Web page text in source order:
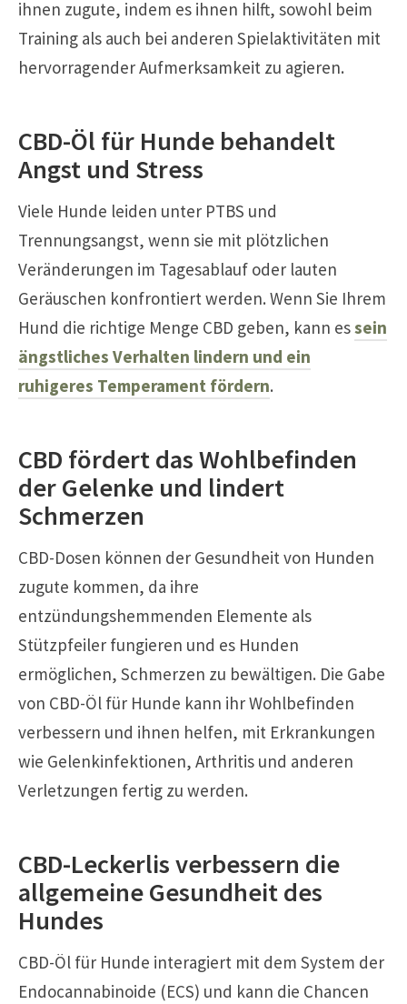
ihnen zugute, indem es ihnen hilft, sowohl beim
Training als auch bei anderen Spielaktivitäten mit
hervorragender Aufmerksamkeit zu agieren.
CBD-Öl für Hunde behandelt
Angst und Stress
Viele Hunde leiden unter PTBS und
Trennungsangst, wenn sie mit plötzlichen
Veränderungen im Tagesablauf oder lauten
Geräuschen konfrontiert werden. Wenn Sie Ihrem
Hund die richtige Menge CBD geben, kann essein
ängstliches Verhalten lindern und ein
ruhigeres Temperament fördern.
CBD fördert das Wohlbefinden
der Gelenke und lindert
Schmerzen
CBD-Dosen können der Gesundheit von Hunden
zugute kommen, da ihre
entzündungshemmenden Elemente als
Stützpfeiler fungieren und es Hunden
ermöglichen, Schmerzen zu bewältigen. Die Gabe
von CBD-Öl für Hunde kann ihr Wohlbefinden
verbessern und ihnen helfen, mit Erkrankungen
wie Gelenkinfektionen, Arthritis und anderen
Verletzungen fertig zu werden.
CBD-Leckerlis verbessern die
allgemeine Gesundheit des
Hundes
CBD-Öl für Hunde interagiert mit dem System der
Endocannabinoide (ECS) und kann die Chancen